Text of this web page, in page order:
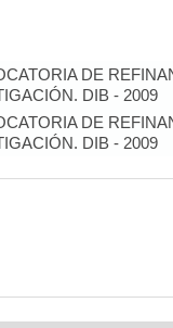
DE
DIB - 2009
DE
DIB - 2009